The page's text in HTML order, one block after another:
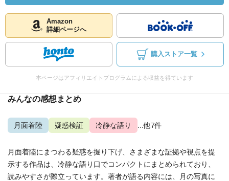
Amazon
詳細ページへ
購入ストア一覧
本ページはアフィリエイトプログラムによる収益を得ています
みんなの感想まとめ
月面着陸 疑惑検証 冷静な語り ...他7件
月面着陸にまつわる疑惑を掘り下げ、さまざまな証拠や視点を提
示する作品は、冷静な語り口でコンパクトにまとめられており、
読みやすさが際立っています。著者が語る内容には、月の写真に